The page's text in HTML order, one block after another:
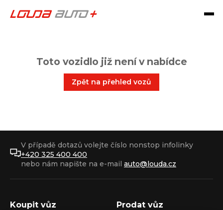
Toto vozidlo již není v nabídce
Zpět na přehled vozů
V případě dotazů volejte číslo nonstop infolinky
+420 325 400 400
nebo nám napište na e-mail auto@louda.cz
Koupit vůz Prodat vůz